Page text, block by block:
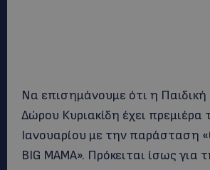
Να επισημάνουμε ότι η
Δώρου Κυριακίδη έχει
Ιανουαρίου με την παράσταση
BIG MAMA». Πρόκειται ίσως για